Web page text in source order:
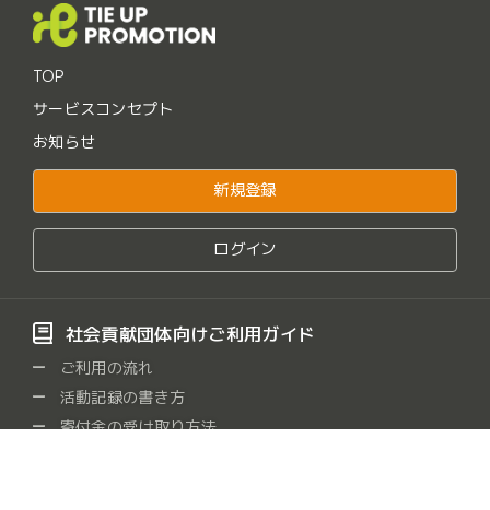
TOP
サービスコンセプト
お知らせ
新規登録
ログイン
社会貢献団体向けご利用ガイド
ご利用の流れ
活動記録の書き方
寄付金の受け取り方法